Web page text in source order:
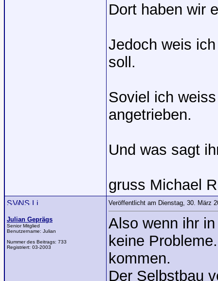
Dort haben wir
Jedoch weis
soll.
Soviel ich
angetrieben.
Und was sagt
gruss Michael
Julian Geprägs
Senior Mitglied
Benutzername: Julian
Nummer des Beitrags: 733
Registriert: 03-2003
Veröffentlicht am Dienstag, 30. März
Also wenn ihr
keine
kommen.
Der Selbstbau